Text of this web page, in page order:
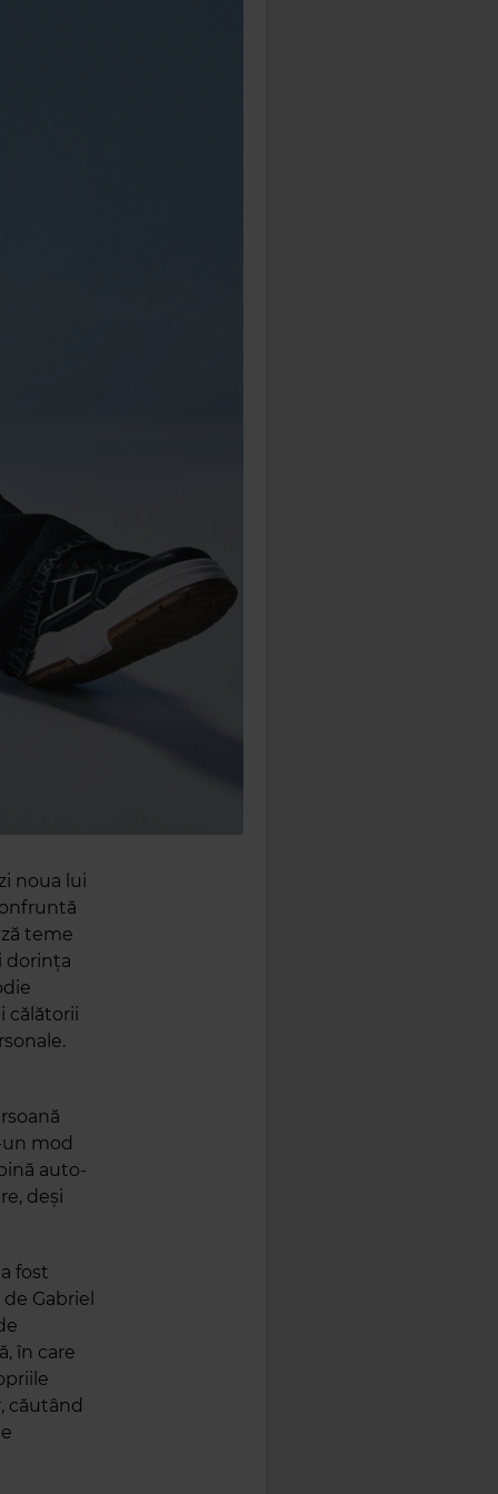
noua lui
teme
dorința
călătorii
mod
auto-
deși
fost
Gabriel
în care
căutând